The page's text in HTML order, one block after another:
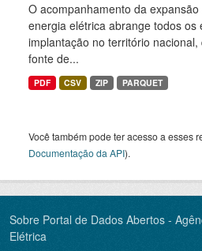
O acompanhamento da
energia elétrica abrange todos os
implantação no território
fonte de...
PDF CSV ZIP PARQUET
Você também pode ter acesso a esses
Documentação da API).
Sobre Portal de Dados Abertos -
Elétrica